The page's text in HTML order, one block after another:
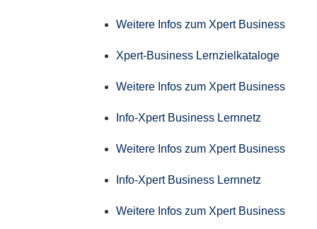
Weitere Infos zum Xpert Business
Xpert-Business Lernzielkataloge
Weitere Infos zum Xpert Business
Info-Xpert Business Lernnetz
Weitere Infos zum Xpert Business
Info-Xpert Business Lernnetz
Weitere Infos zum Xpert Business